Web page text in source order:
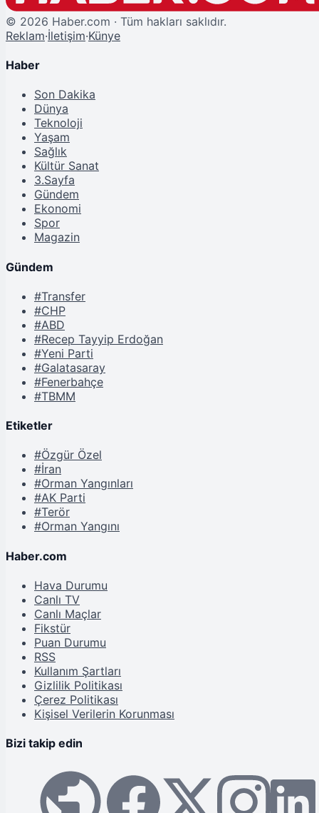
© 2026 Haber.com · Tüm hakları saklıdır.
Reklam·İletişim·Künye
Haber
Son Dakika
Dünya
Teknoloji
Yaşam
Sağlık
Kültür Sanat
3.Sayfa
Gündem
Ekonomi
Spor
Magazin
Gündem
#Transfer
#CHP
#ABD
#Recep Tayyip Erdoğan
#Yeni Parti
#Galatasaray
#Fenerbahçe
#TBMM
Etiketler
#Özgür Özel
#İran
#Orman Yangınları
#AK Parti
#Terör
#Orman Yangını
Haber.com
Hava Durumu
Canlı TV
Canlı Maçlar
Fikstür
Puan Durumu
RSS
Kullanım Şartları
Gizlilik Politikası
Çerez Politikası
Kişisel Verilerin Korunması
Bizi takip edin